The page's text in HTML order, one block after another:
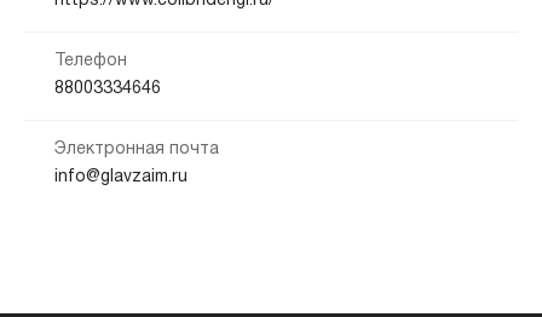
Телефон
88003334646
Электронная почта
info@glavzaim.ru